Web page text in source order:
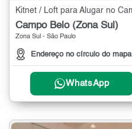
Campo Belo (Zona Sul)
Zona Sul - São Paulo
Endereço no círculo do mapa
WhatsApp